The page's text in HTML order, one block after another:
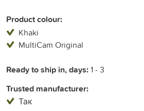
Product colour:
Khaki
MultiCam Original
Ready to ship in, days:1 - 3
Trusted manufacturer:
Так